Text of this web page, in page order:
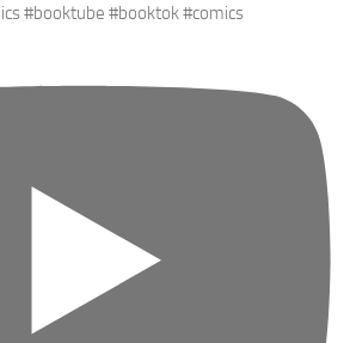
#booktube #booktok #comics